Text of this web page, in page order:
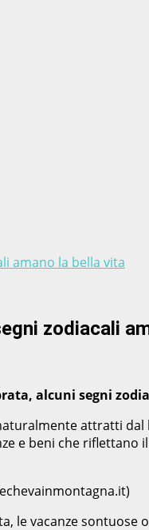
amano la bella vita
zodiacali
alcuni segni
attratti
e beni che riflettano
le vacanze sontuose